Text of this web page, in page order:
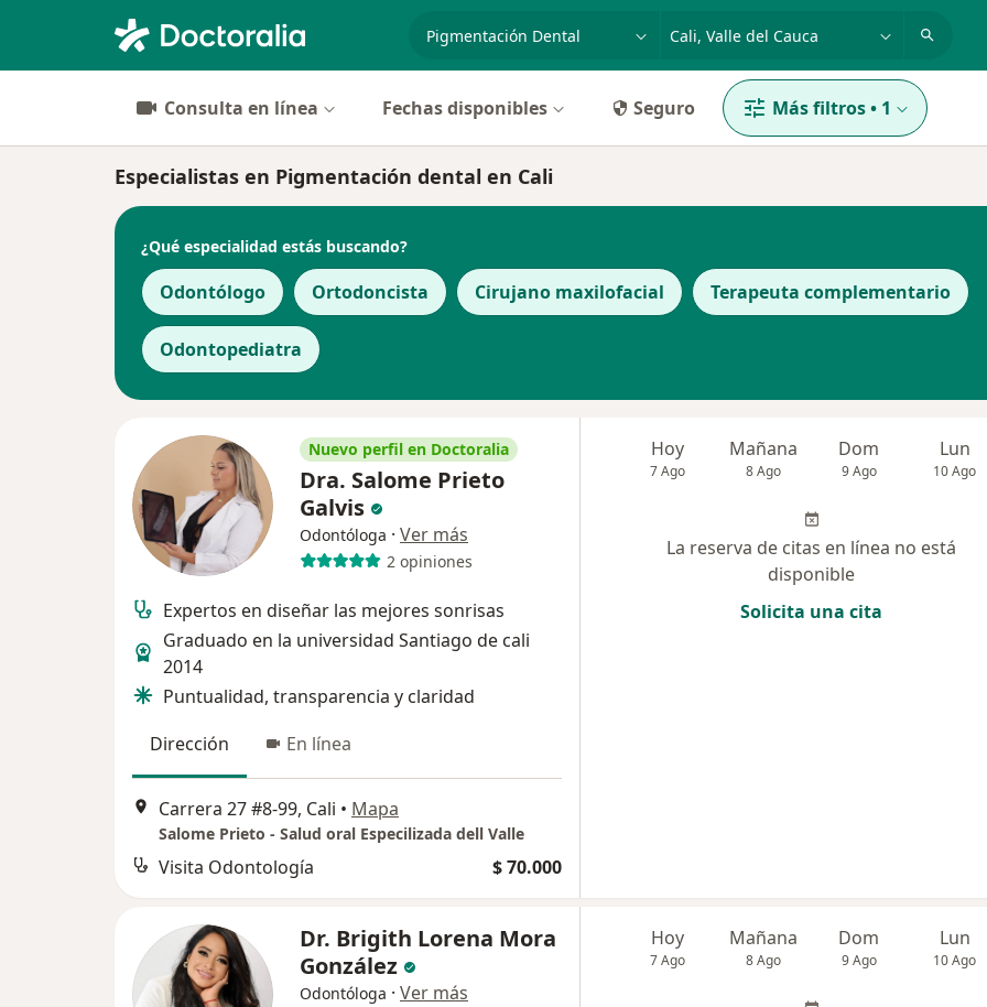
especialidad, enfermedad o nombre
Consulta en línea Fechas disponibles Seguro Más filtros• 1
Especialistas en Pigmentación dental en Cali
¿Qué especialidad estás buscando?
Odontólogo Ortodoncista Cirujano maxilofacial Terapeuta complementario
Odontopediatra
Nuevo perfil en Doctoralia
Dra. Salome Prieto
Galvis
Odontóloga · Ver más
2 opiniones
Expertos en diseñar las mejores sonrisas
Graduado en la universidad Santiago de cali
2014
Puntualidad, transparencia y claridad
Dirección
En línea
Carrera 27 #8-99, Cali • Mapa
Salome Prieto - Salud oral Especilizada dell Valle
Visita Odontología $ 70.000
Hoy
7 Ago
Mañana
8 Ago
Dom
9 Ago
Lun
10 Ago
La reserva de citas en línea no está
disponible
Solicita una cita
Dr. Brigith Lorena Mora
González
Odontóloga · Ver más
Hoy
7 Ago
Mañana
8 Ago
Dom
9 Ago
Lun
10 Ago